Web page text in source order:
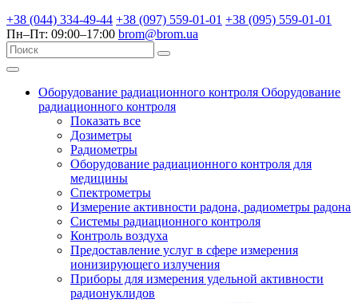
+38 (044) 334-49-44 +38 (097) 559-01-01 +38 (095) 559-01-01
Пн–Пт: 09:00–17:00 brom@brom.ua
Оборудование радиационного контроля Оборудование
радиационного контроля
Показать все
Дозиметры
Радиометры
Оборудование радиационного контроля для
медицины
Спектрометры
Измерение активности радона, радиометры радона
Системы радиационного контроля
Контроль воздуха
Предоставление услуг в сфере измерения
ионизирующего излучения
Приборы для измерения удельной активности
радионуклидов